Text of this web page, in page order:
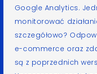
Google Analytics.
monitorować
szczegółowo?
e-commerce oraz
są z poprzednich